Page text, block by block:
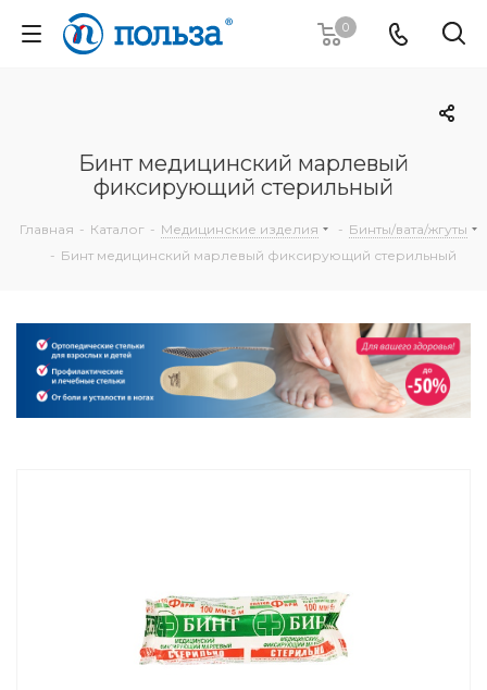
0
Бинт медицинский марлевый
фиксирующий стерильный
Главная - Каталог - Медицинские изделия - Бинты/вата/жгуты
- Бинт медицинский марлевый фиксирующий стерильный